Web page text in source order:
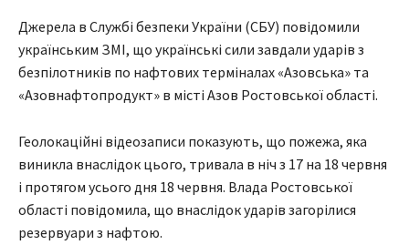
Джерела в Службі безпеки України (СБУ) повідомили
українським ЗМІ, що українські сили завдали ударів з
безпілотників по нафтових терміналах «Азовська» та
«Азовнафтопродукт» в місті Азов Ростовської області.
Геолокаційні відеозаписи показують, що пожежа, яка
виникла внаслідок цього, тривала в ніч з 17 на 18 червня
і протягом усього дня 18 червня. Влада Ростовської
області повідомила, що внаслідок ударів загорілися
резервуари з нафтою.